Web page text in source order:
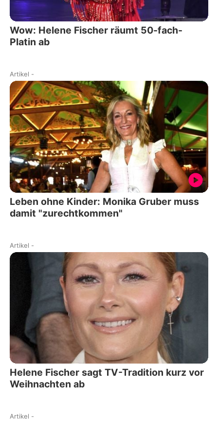
Wow: Helene Fischer räumt 50-fach-
Platin ab
Artikel -
Leben ohne Kinder: Monika Gruber muss
damit "zurechtkommen"
Artikel -
Helene Fischer sagt TV-Tradition kurz vor
Weihnachten ab
Artikel -